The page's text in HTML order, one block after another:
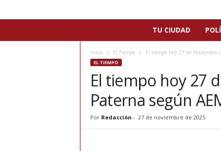
TU CIUDAD
Inicio El Tiempo El tiempo hoy 27 de Noviembre
EL TIEMPO
El tiempo hoy 27
Paterna según
Por Redacción - 27 de noviembre de 2025